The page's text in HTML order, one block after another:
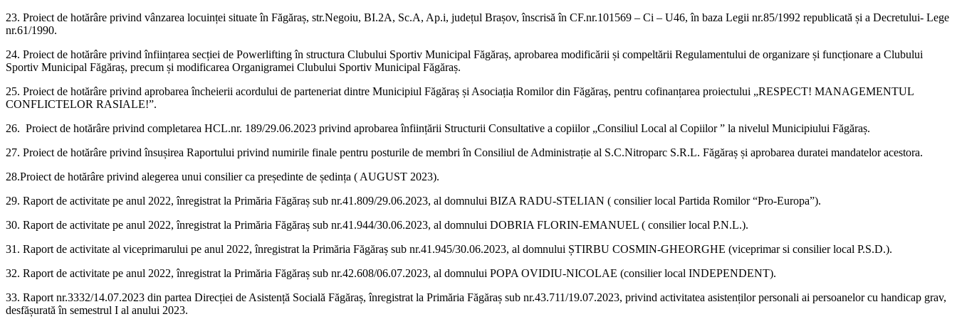
23. Proiect de hotărâre privind vânzarea locuinței situate în Făgăraș, str.Negoiu, BI.2A, Sc.A, Ap.i, județul Brașov, înscrisă în CF.nr.101569 – Ci – U46, în baza Legii nr.85/1992 republicată și a Decretului- Lege
nr.61/1990.
24. Proiect de hotărâre privind înființarea secției de Powerlifting în structura Clubului Sportiv Municipal Făgăraș, aprobarea modificării și compeltării Regulamentului de organizare și funcționare a Clubului
Sportiv Municipal Făgăraș, precum și modificarea Organigramei Clubului Sportiv Municipal Făgăraș.
25. Proiect de hotărâre privind aprobarea încheierii acordului de parteneriat dintre Municipiul Făgăraș și Asociația Romilor din Făgăraș, pentru cofinanțarea proiectului „RESPECT! MANAGEMENTUL
CONFLICTELOR RASIALE!”.
26. Proiect de hotărâre privind completarea HCL.nr. 189/29.06.2023 privind aprobarea înființării Structurii Consultative a copiilor „Consiliul Local al Copiilor ” la nivelul Municipiului Făgăraș.
27. Proiect de hotărâre privind însușirea Raportului privind numirile finale pentru posturile de membri în Consiliul de Administrație al S.C.Nitroparc S.R.L. Făgăraș și aprobarea duratei mandatelor acestora.
28.Proiect de hotărâre privind alegerea unui consilier ca președinte de ședința ( AUGUST 2023).
29. Raport de activitate pe anul 2022, înregistrat la Primăria Făgăraș sub nr.41.809/29.06.2023, al domnului BIZA RADU-STELIAN ( consilier local Partida Romilor “Pro-Europa”).
30. Raport de activitate pe anul 2022, înregistrat la Primăria Făgăraș sub nr.41.944/30.06.2023, al domnului DOBRIA FLORIN-EMANUEL ( consilier local P.N.L.).
31. Raport de activitate al viceprimarului pe anul 2022, înregistrat la Primăria Făgăraș sub nr.41.945/30.06.2023, al domnului ȘTIRBU COSMIN-GHEORGHE (viceprimar si consilier local P.S.D.).
32. Raport de activitate pe anul 2022, înregistrat la Primăria Făgăraș sub nr.42.608/06.07.2023, al domnului POPA OVIDIU-NICOLAE (consilier local INDEPENDENT).
33. Raport nr.3332/14.07.2023 din partea Direcției de Asistență Socială Făgăraș, înregistrat la Primăria Făgăraș sub nr.43.711/19.07.2023, privind activitatea asistenților personali ai persoanelor cu handicap grav,
desfășurată în semestrul I al anului 2023.